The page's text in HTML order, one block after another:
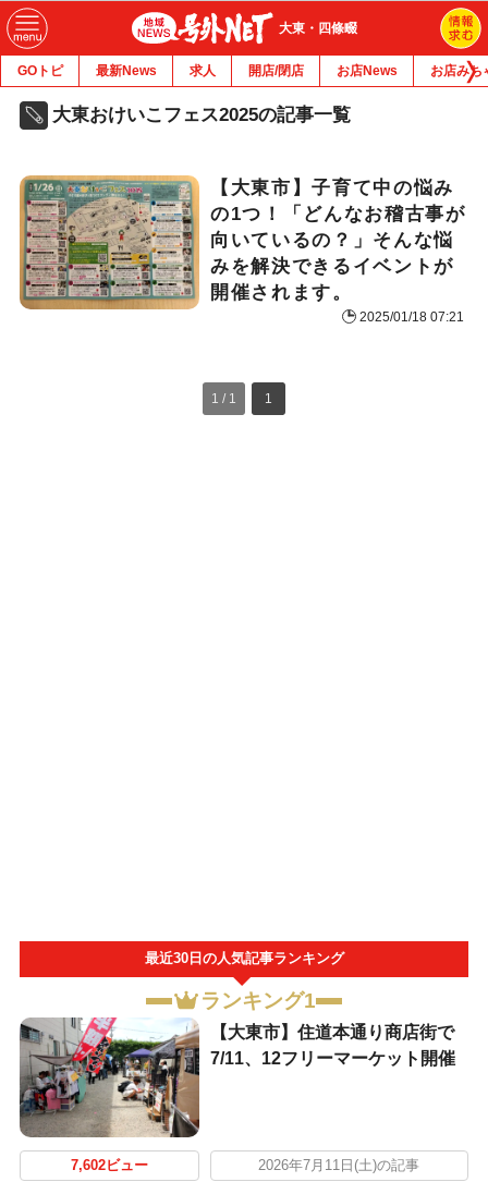
大東・四條畷
GOトピ 最新News 求人 開店/閉店 お店News お店みち
大東おけいこフェス2025の記事一覧
【大東市】子育て中の悩み
の1つ！「どんなお稽古事が
向いているの？」そんな悩
みを解決できるイベントが
開催されます。
2025/01/18 07:21
1 / 1 1
最近30日の人気記事ランキング
ランキング1
【大東市】住道本通り商店街で
7/11、12フリーマーケット開催
7,602ビュー 2026年7月11日(土)の記事